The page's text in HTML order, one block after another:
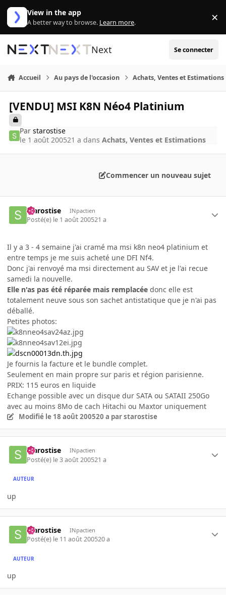
Aller au contenu
View in the app
A better way to browse. Learn more. ×
Next Se connecter
Accueil Au pays de l'occasion Achats, Ventes et Estimations
[VENDU] MSI K8N Néo4 Platinium
Parstarostise
le 1 août 200521 a dansAchats, Ventes et Estimations
Commencer un nouveau sujet
starostise INpactien
Posté(e) le 1 août 200521 a
Il y a 3 - 4 semaine j'ai cramé ma msi k8n neo4 platinium et
entre temps je me suis acheté une DFI Nf4.
Donc j'ai renvoyé ma msi directement au SAV et je l'ai recue
samedi la nouvelle.
Elle n'as pas été réparée mais remplacée donc elle est
totalement neuve sous son sachet antistatique que je n'ai pas
déballé.
Petites photos:
Je fournis la facture et le bundle complet.
Seulement en main propre sur paris et région parisienne.
PRIX: 115 euros en liquide
Echange possible avec un disque dur SATA ou SATAII 250Go
avec au moins 8Mo de cach Hitachi ou Maxtor uniquement
Modifié le 18 août 200520 a par starostise
starostise INpactien
Posté(e) le 3 août 200521 a
AUTEUR
up
starostise INpactien
Posté(e) le 11 août 200520 a
AUTEUR
up